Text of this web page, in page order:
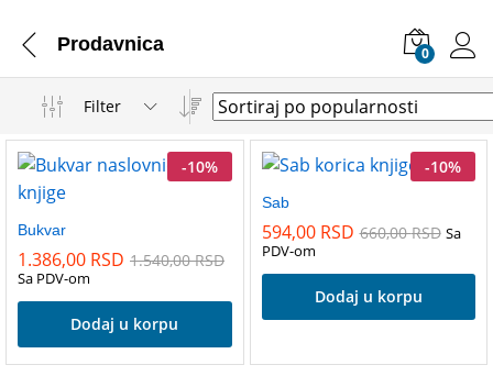
Prodavnica 0
Filter
-10%
Bukvar
1.386,00 RSD 1.540,00RSD
Sa PDV-om
Dodaj u korpu
-10%
Sab
594,00 RSD 660,00RSD Sa
PDV-om
Dodaj u korpu